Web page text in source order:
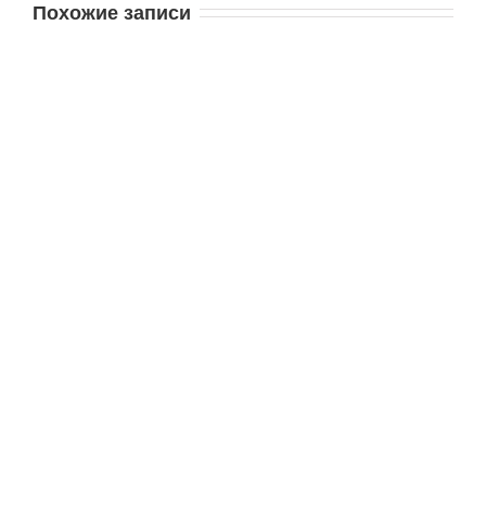
Похожие записи